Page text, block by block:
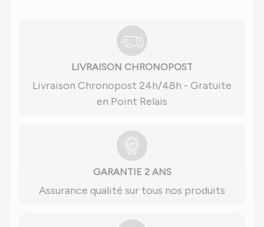
LIVRAISON CHRONOPOST
Livraison Chronopost 24h/48h - Gratuite
en Point Relais
GARANTIE 2 ANS
Assurance qualité sur tous nos produits